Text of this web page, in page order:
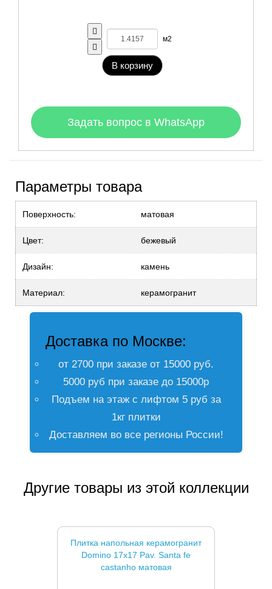
м2
В корзину
Задать вопрос в WhatsApp
Параметры товара
Поверхность: матовая
Цвет: бежевый
Дизайн: камень
Материал: керамогранит
Доставка по Москве:
от 2700 при заказе от 15000 руб.
5000 руб при заказе до 15000р
Подъем на этаж с лифтом 5 руб за
1кг плитки
Доставляем во все регионы России!
Другие товары из этой коллекции
Плитка напольная керамогранит
Domino 17x17 Pav. Santa fe
castanho матовая